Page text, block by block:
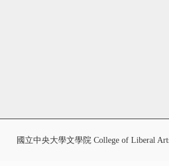
國立中央大學文學院 College of Liberal